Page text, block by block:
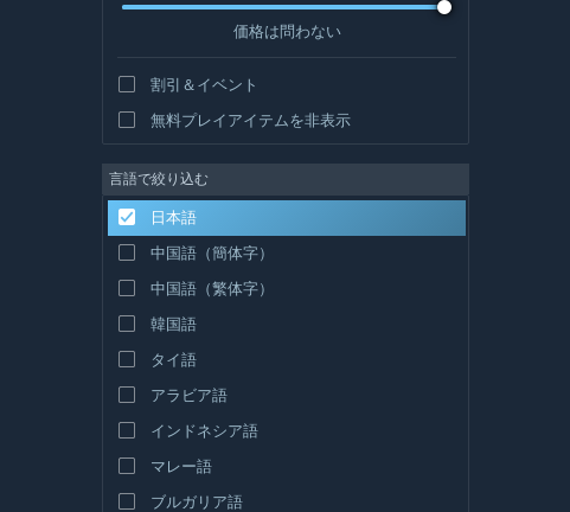
価格は問わない
割引＆イベント
無料プレイアイテムを非表示
言語で絞り込む
日本語
中国語（簡体字）
中国語（繁体字）
韓国語
タイ語
アラビア語
インドネシア語
マレー語
ブルガリア語